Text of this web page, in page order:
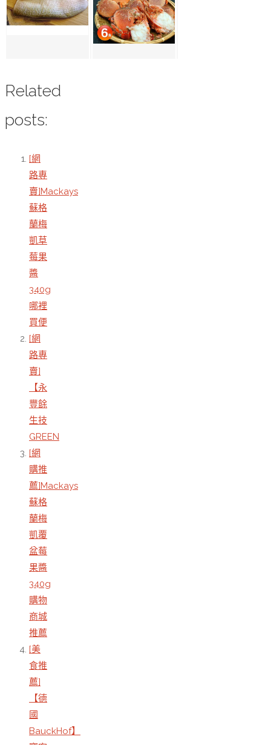
Related
posts:
[網
路專
賣]Mackays
蘇格
蘭梅
凱草
莓果
醬
340g
哪裡
買便
[網
路專
賣]
【永
豐餘
生技
GREEN
[網
購推
薦]Mackays
蘇格
蘭梅
凱覆
盆莓
果醬
340g
購物
商城
推薦
[美
食推
薦]
【德
國
BauckHof】